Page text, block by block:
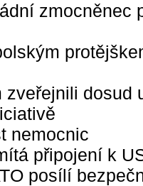
zmocněnec
zveřejnili dosud
nemocnic
připojení k
posílí